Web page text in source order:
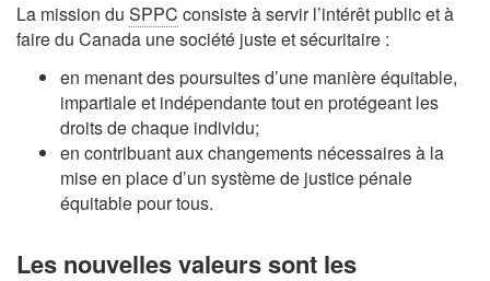
La mission du SPPC consiste à servir l’intérêt public et à
faire du Canada une société juste et sécuritaire :
en menant des poursuites d’une manière équitable,
impartiale et indépendante tout en protégeant les
droits de chaque individu;
en contribuant aux changements nécessaires à la
mise en place d’un système de justice pénale
équitable pour tous.
Les nouvelles valeurs sont les